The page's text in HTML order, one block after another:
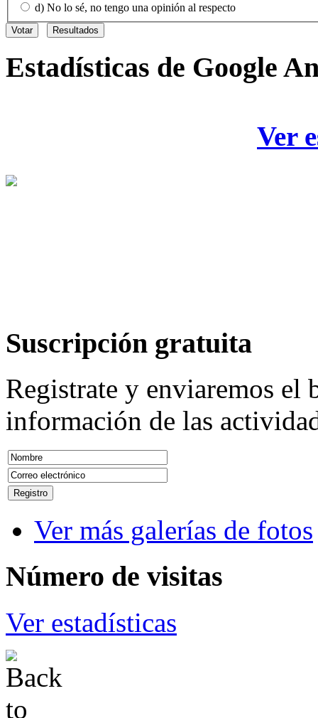
d) No lo sé, no tengo una opinión al respecto
Estadísticas de Google
Ver
Suscripción gratuita
Registrate y enviaremos el
información de las
Ver más galerías de fotos
Número de visitas
Ver estadísticas